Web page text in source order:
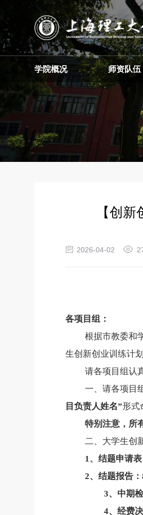
学院概况 师资队伍
【创
2026-04-02
各项目组：
根据市教委和
生创新创业训练计
请各项目组认
一、请各项目
目负责人姓名”形式
特别注意，所
二、大学生创
1、结题申请表
2、结题报告：
3、中期
4、经费